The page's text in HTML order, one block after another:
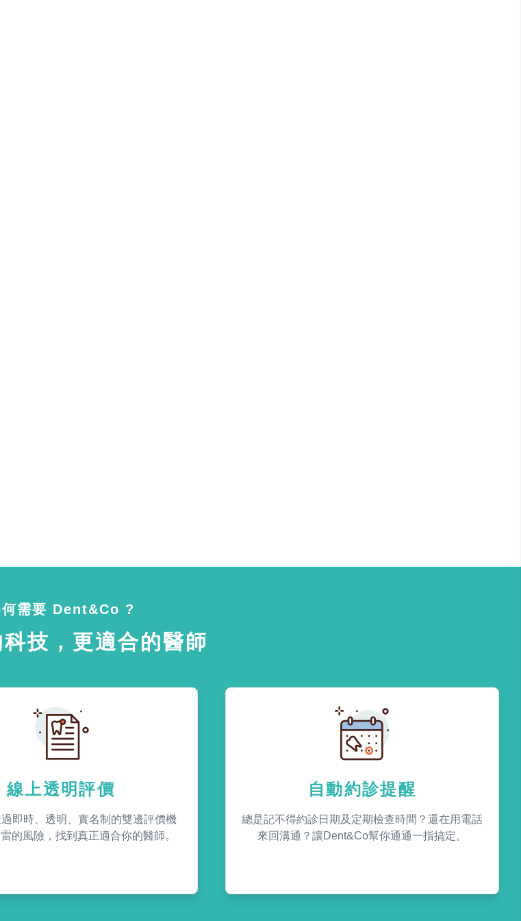
何需要 Dent&Co ?
技，更適合的醫師
線上透明評價
即時、透明、實名制的雙邊評價機
的風險，找到真正適合你的醫師。
自動約診提醒
總是記不得約診日期及定期檢查時間？還在用電話
來回溝通？讓Dent&Co幫你通通一指搞定。